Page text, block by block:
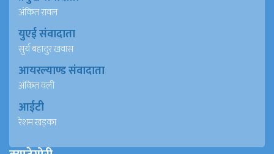
अंकित रावल
युएई संवादाता
सुर्य बहादुर खवास
आयरल्याण्ड संवादाता
अंकित वली
आईटी
रेशम खड्का